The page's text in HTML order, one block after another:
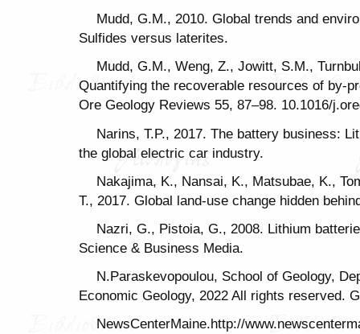
Mudd, G.M., 2010. Global trends and
Sulfides versus laterites.
Mudd, G.M., Weng, Z., Jowitt, S.M.,
Quantifying the recoverable resources of by-
Ore Geology Reviews 55, 87–98. 10.1016/
Narins, T.P., 2017. The battery business:
the global electric car industry.
Nakajima, K., Nansai, K., Matsubae, K.,
T., 2017. Global land-use change hidden
Nazri, G., Pistoia, G., 2008. Lithium
Science & Business Media.
N.Paraskevopoulou, School of Geology,
Economic Geology, 2022 All rights reserved.
NewsCenterMaine.http://